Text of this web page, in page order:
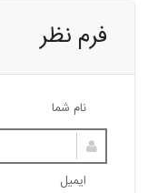
فرم نظر
نام شما
ایمیل